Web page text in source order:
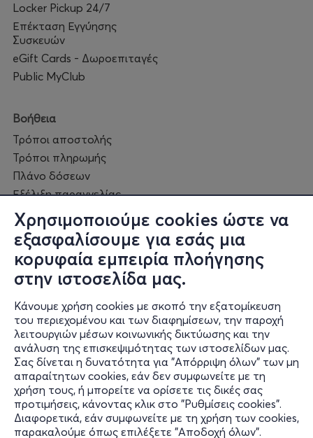
Χρησιμοποιούμε cookies ώστε να
εξασφαλίσουμε για εσάς μια
κορυφαία εμπειρία πλοήγησης
στην ιστοσελίδα μας.
Κάνουμε χρήση cookies με σκοπό την εξατομίκευση
του περιεχομένου και των διαφημίσεων, την παροχή
λειτουργιών μέσων κοινωνικής δικτύωσης και την
ανάλυση της επισκεψιμότητας των ιστοσελίδων μας.
Σας δίνεται η δυνατότητα για "Απόρριψη όλων" των μη
απαραίτητων cookies, εάν δεν συμφωνείτε με τη
χρήση τους, ή μπορείτε να ορίσετε τις δικές σας
προτιμήσεις, κάνοντας κλικ στο "Ρυθμίσεις cookies".
Διαφορετικά, εάν συμφωνείτε με τη χρήση των cookies,
παρακαλούμε όπως επιλέξετε "Αποδοχή όλων".
Locker Pickup 24/7
Επέκταση Εγγύησης
Συσκευών
eGift Cards - Δωροεπιταγές
Public MyClub
Βοήθεια
Τρόποι αποστολής
Τρόποι πληρωμής
Πλάνο δόσεων
Εξέλιξη παραγγελίας
Πορεία επισκευής
Συχνές ερωτήσεις και
επικοινωνία
Ο online κόσμος μας
Public GR
Public CY
Publicbusiness.gr
Public + home
Book Friends
Public Blog
Η Spotify Λίστα μας